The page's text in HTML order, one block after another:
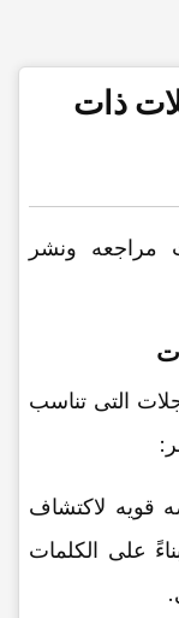
ذات
مراجعه ونشر
التی تناسب
قویه لاکتشاف
على الکلمات